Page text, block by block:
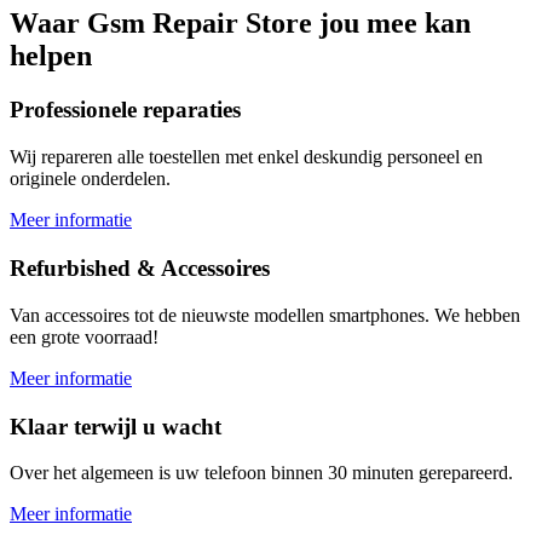
Waar Gsm Repair Store jou mee kan
helpen
Professionele reparaties
Wij repareren alle toestellen met enkel deskundig personeel en
originele onderdelen.
Meer informatie
Refurbished & Accessoires
Van accessoires tot de nieuwste modellen smartphones. We hebben
een grote voorraad!
Meer informatie
Klaar terwijl u wacht
Over het algemeen is uw telefoon binnen 30 minuten gerepareerd.
Meer informatie